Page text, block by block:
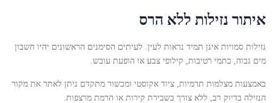
איתור נזילות ללא הרס
נזילות סמויות אינן תמיד נראות לעין. לעיתים הסימנים הראשונים יהיו חשבון
מים גבוה, כתמי רטיבות, קילופי צבע או הופעת עובש.
באמצעות מצלמות תרמיות, ציוד אקוסטי ומכשור מתקדם ניתן לאתר את מקור
הנזילה בדיוק רב, ללא צורך בשבירת קירות או הרמת מרצפות.